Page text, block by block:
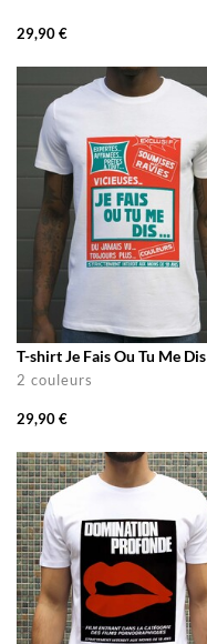
29,90 €
T-shirt Je Fais Ou Tu Me Dis
2 couleurs
29,90 €